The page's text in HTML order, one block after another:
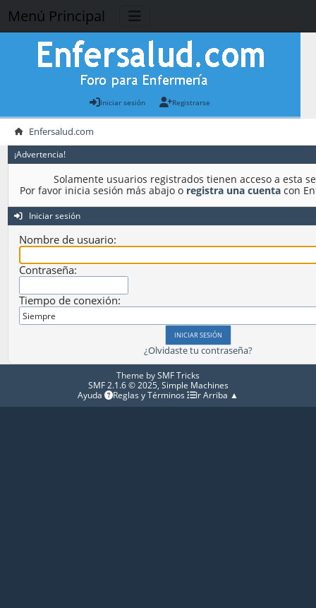
Menú Principal
Iniciar sesión Registrarse
Enfersalud.com
¡Advertencia!
Solamente usuarios registrados tienen acceso a esta
Por favor inicia sesión más abajo o registra una cuentacon
Iniciar sesión
Nombre de usuario:
Contraseña:
Tiempo de conexión:
¿Olvidaste tu contraseña?
Theme bySMF Tricks
SMF 2.1.6 © 2025, Simple Machines
Ayuda
Reglas y Términos Ir Arriba ▲